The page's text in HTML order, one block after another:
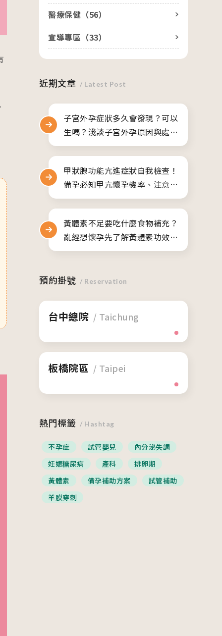
隱私權與資安政策
醫療保健（56）
宣導專區（33）
近期文章 / Latest Post
子宮外孕症狀多久會發現？可以
生嗎？淺談子宮外孕原因與處理
方式
甲狀腺功能亢進症狀自我檢查！
備孕必知甲亢懷孕機率、注意事
項
黃體素不足要吃什麼食物補充？
亂經想懷孕先了解黃體素功效與
副作用
預約掛號 / Reservation
台中總院 / Taichung
板橋院區 / Taipei
熱門標籤 / Hashtag
不孕症 試管嬰兒
內分泌失調
妊娠糖尿病
產科
排卵期
黃體素
備孕補助方案
試管補助
羊膜穿刺